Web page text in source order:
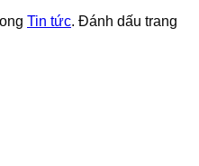
Tin tức. Đánh dấu trang